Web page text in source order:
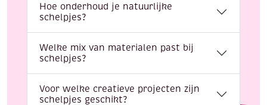
Hoe onderhoud je natuurlijke
schelpjes?
Welke mix van materialen past bij
schelpjes?
Voor welke creatieve projecten zijn
schelpjes geschikt?